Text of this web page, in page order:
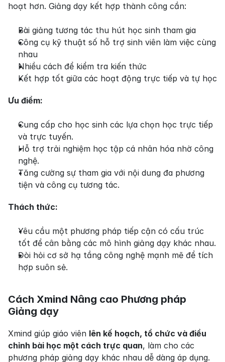
hoạt hơn. Giảng dạy kết hợp thành công cần:
Bài giảng tương tác thu hút học sinh tham gia
Công cụ kỹ thuật số hỗ trợ sinh viên làm việc cùng
nhau
Nhiều cách để kiểm tra kiến thức
Kết hợp tốt giữa các hoạt động trực tiếp và tự học
Ưu điểm:
Cung cấp cho học sinh các lựa chọn học trực tiếp
và trực tuyến.
Hỗ trợ trải nghiệm học tập cá nhân hóa nhờ công
nghệ.
Tăng cường sự tham gia với nội dung đa phương
tiện và công cụ tương tác.
Thách thức:
Yêu cầu một phương pháp tiếp cận có cấu trúc
tốt để cân bằng các mô hình giảng dạy khác nhau.
Đòi hỏi cơ sở hạ tầng công nghệ mạnh mẽ để tích
hợp suôn sẻ.
Cách Xmind Nâng cao Phương pháp
Giảng dạy
Xmind giúp giáo viên lên kế hoạch, tổ chức và điều
chỉnh bài học một cách trực quan, làm cho các
phương pháp giảng dạy khác nhau dễ dàng áp dụng.